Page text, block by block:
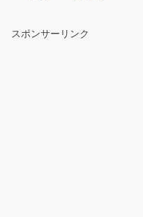
スポンサーリンク